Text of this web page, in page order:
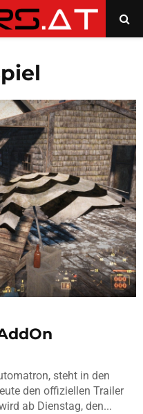
steht in den
den offiziellen Trailer
ab Dienstag, den...